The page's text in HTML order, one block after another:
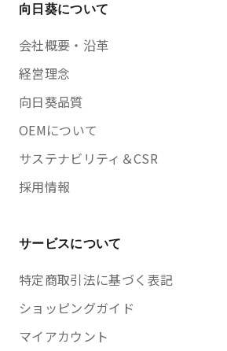
向日葵について
会社概要・沿革
経営理念
向日葵品質
OEMについて
サステナビリティ＆CSR
採用情報
サービスについて
特定商取引法に基づく表記
ショッピングガイド
マイアカウント